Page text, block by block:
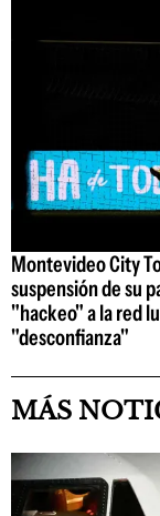
Montevideo City
suspensión de su
"hackeo" a la red
"desconfianza"
MÁS